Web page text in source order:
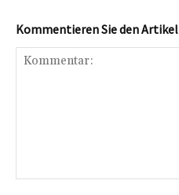
Kommentieren Sie den Artikel